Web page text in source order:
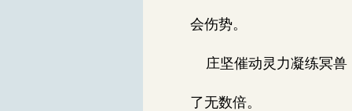
会伤势。
庄坚催动灵力凝练冥兽
了无数倍。